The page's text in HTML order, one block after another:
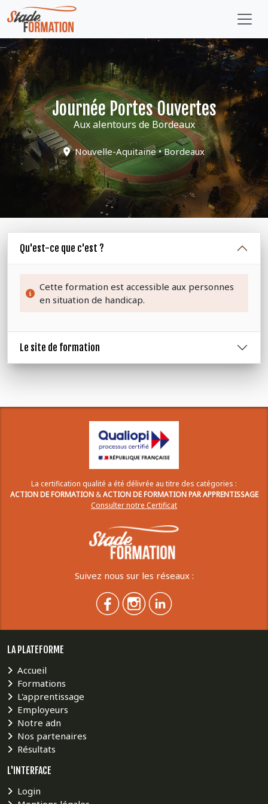
Journée Portes Ouvertes
Aux alentours de Bordeaux
Nouvelle-Aquitaine • Bordeaux
Qu'est-ce que c'est ?
Cette formation est accessible aux personnes
en situation de handicap.
Le site de formation
La certification qualité a été délivrée au titre des catégories :
ACTION DE FORMATION&ACTION DE FORMATION PAR APPRENTISSAGE
Consulter notre Certificat
Suivez nous sur les réseaux :
LA PLATEFORME
Accueil
Formations
L'apprentissage
Employeurs
Notre adn
Nos partenaires
Résultats
L'INTERFACE
Login